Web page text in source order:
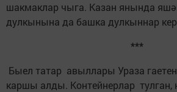
шакмаклар чыга. Казан янында
дулкынына да башка дулкыннар
***
Быел татар авыллары Ураза
каршы алды. Контейнерлар тулган,